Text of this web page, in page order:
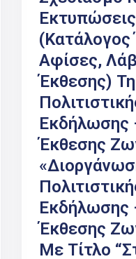
Εκτυπώσεις
(κατάλογος
Αφίσες,
Έκθεσης)
Εκδήλωσης
Έκθεσης
Εκδήλωσης
Έκθεσης
Με Τίτλο